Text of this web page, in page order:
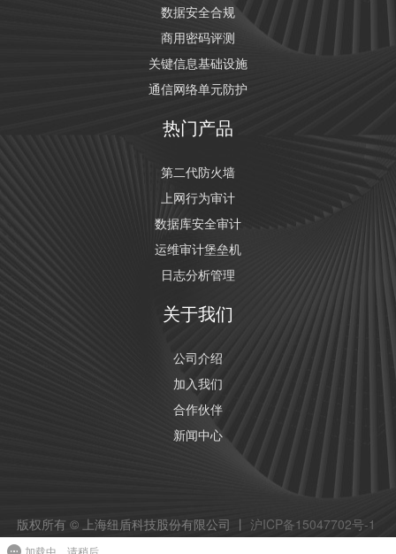
数据安全合规
商用密码评测
关键信息基础设施
通信网络单元防护
热门产品
第二代防火墙
上网行为审计
数据库安全审计
运维审计堡垒机
日志分析管理
关于我们
公司介绍
加入我们
合作伙伴
新闻中心
版权所有 © 上海纽盾科技股份有限公司 丨 沪ICP备15047702号-1
沪公网安备 31011002002029
加载中，请稍后...